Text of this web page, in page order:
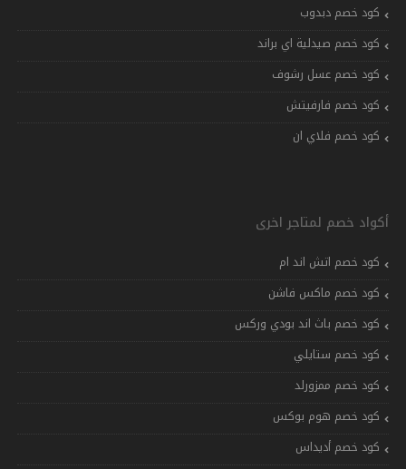
كود خصم دبدوب
كود خصم صيدلية اي براند
كود خصم عسل رشوف
كود خصم فارفيتش
كود خصم فلاي ان
أكواد خصم لمتاجر اخرى
كود خصم اتش اند ام
كود خصم ماكس فاشن
كود خصم باث اند بودي وركس
كود خصم ستايلي
كود خصم ممزورلد
كود خصم هوم بوكس
كود خصم أديداس